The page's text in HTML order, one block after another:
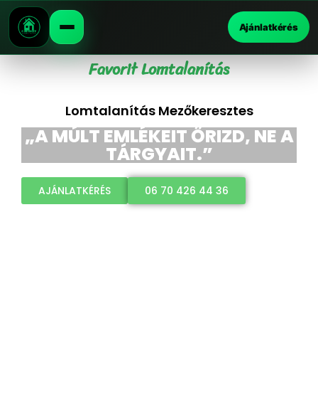
Ajánlatkérés
Favorit Lomtalanítás
Lomtalanítás Mezőkeresztes
„A MÚLT EMLÉKEIT ŐRIZD, NE A
TÁRGYAIT.”
AJÁNLATKÉRÉS 06 70 426 44 36